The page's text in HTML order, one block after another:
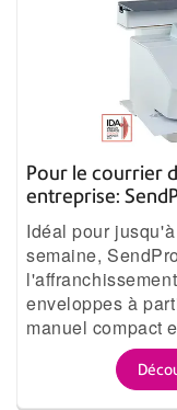
Pour le courrier
entreprise:
Idéal pour
semaine,
enveloppes à
manuel compact